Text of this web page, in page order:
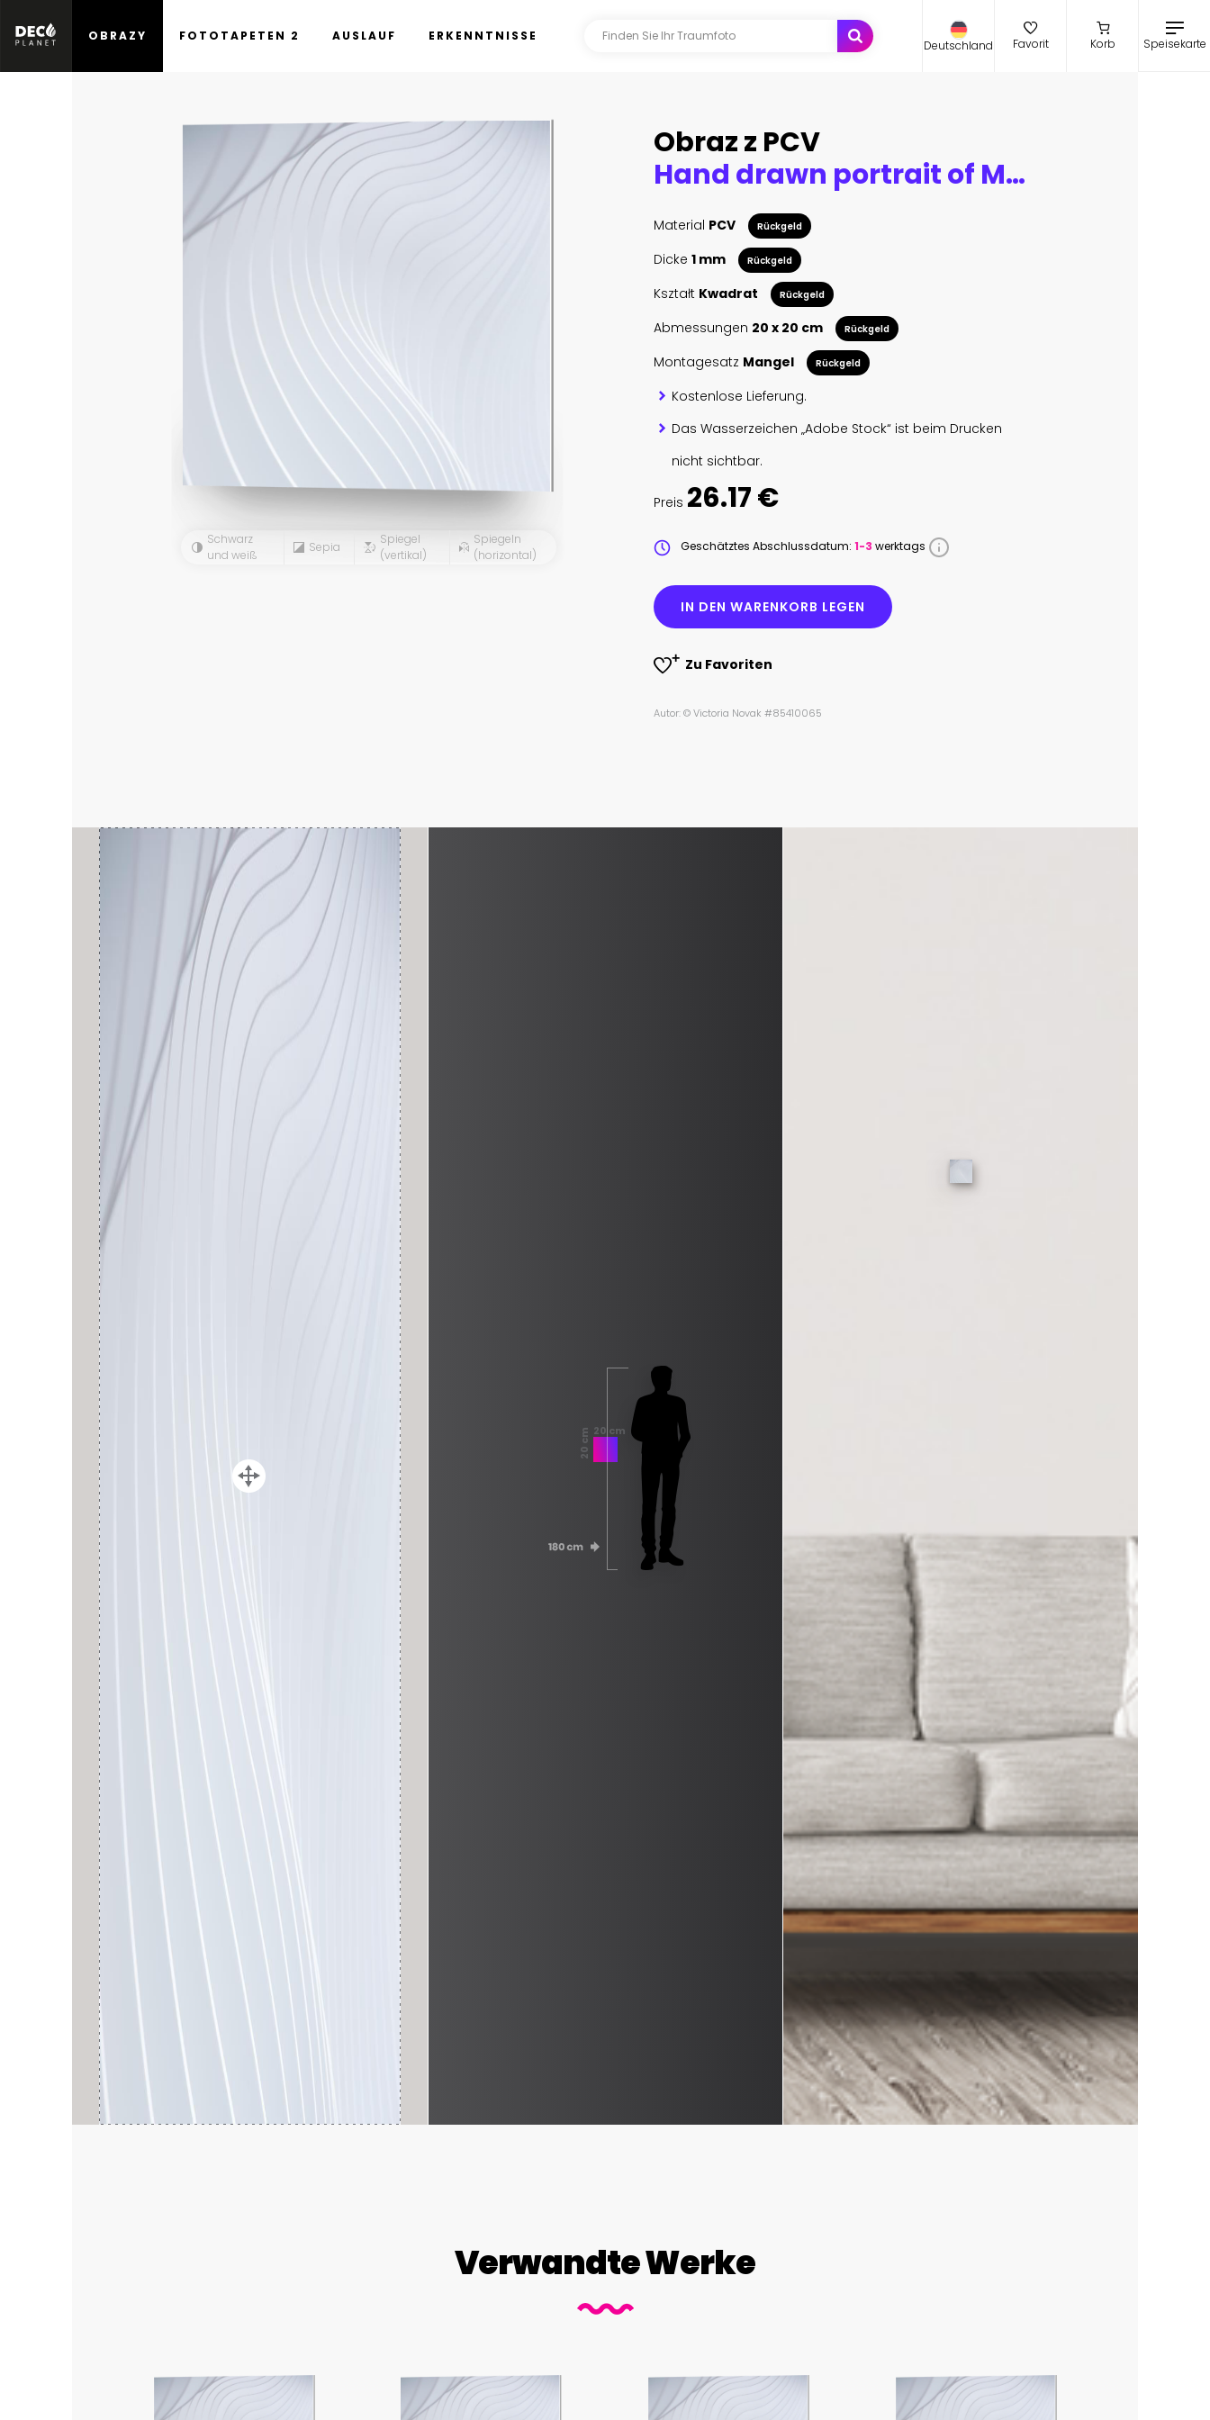
OBRAZY FOTOTAPETEN 2 AUSLAUF ERKENNTNISSE
Deutschland Favorit Korb Speisekarte
Schwarz
und weiß
Sepia
Spiegel
(vertikal)
Spiegeln
(horizontal)
Obraz z PCV
Hand drawn portrait of Monkey with mirror sunglasses. Vector isolated elements.
Material PCV Rückgeld
Dicke 1 mm Rückgeld
Kształt Kwadrat Rückgeld
Abmessungen 20 x 20 cm Rückgeld
Montagesatz Mangel Rückgeld
Kostenlose Lieferung.
Das Wasserzeichen „Adobe Stock“ ist beim Drucken
nicht sichtbar.
Preis 26.17 €
Geschätztes Abschlussdatum: 1-3 werktags
IN DEN WARENKORB LEGEN
Zu Favoriten
Autor: © Victoria Novak #85410065
20 cm
20 cm
Verwandte Werke